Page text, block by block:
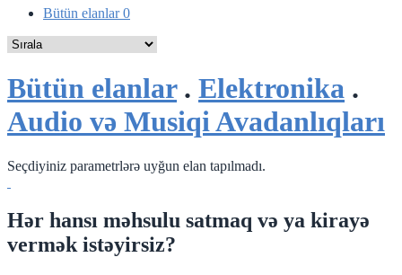
Bütün elanlar0
Bütün elanlar. Elektronika .
Audio və Musiqi Avadanlıqları
Seçdiyiniz parametrlərə uyğun elan tapılmadı.
Hər hansı məhsulu satmaq və ya kirayə
vermək istəyirsiz?